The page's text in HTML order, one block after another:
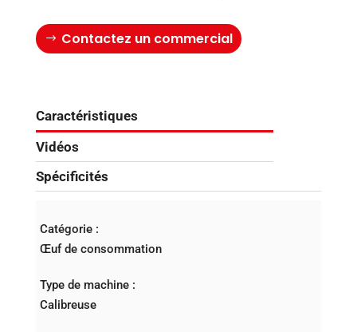
Contactez un commercial
Caractéristiques
Vidéos
Spécificités
Catégorie :
Œuf de consommation
Type de machine :
Calibreuse